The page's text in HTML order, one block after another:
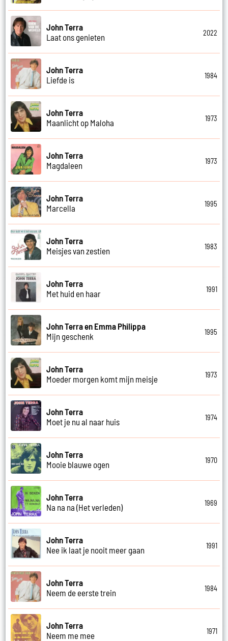
John Terra
Laat ons genieten
2022
John Terra
Liefde is
1984
John Terra
Maanlicht op Maloha
1973
John Terra
Magdaleen
1973
John Terra
Marcella
1995
John Terra
Meisjes van zestien
1983
John Terra
Met huid en haar
1991
John Terra en Emma Philippa
Mijn geschenk
1995
John Terra
Moeder morgen komt mijn meisje
1973
John Terra
Moet je nu al naar huis
1974
John Terra
Mooie blauwe ogen
1970
John Terra
Na na na (Het verleden)
1969
John Terra
Nee ik laat je nooit meer gaan
1991
John Terra
Neem de eerste trein
1984
John Terra
Neem me mee
1971